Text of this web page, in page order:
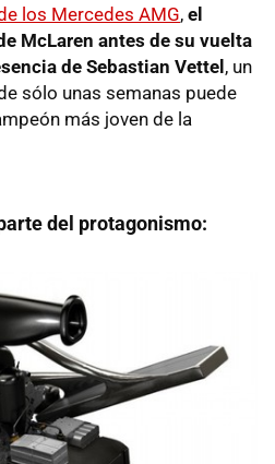
los Mercedes AMG, el
McLaren antes de su vuelta
de Sebastian Vettel, un
sólo unas semanas puede
más joven de la
del protagonismo: